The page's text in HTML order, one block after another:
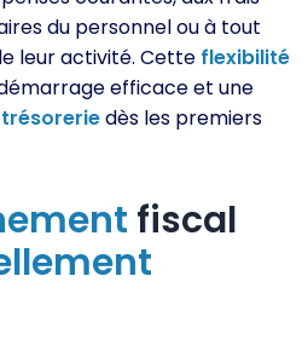
du personnel ou à tout
leur activité. Cette flexibilité
efficace et une
trésoreriedès les premiers
fiscal